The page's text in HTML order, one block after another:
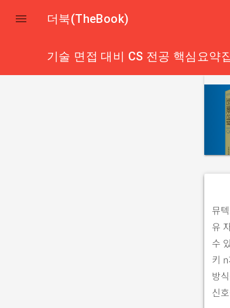
 더북(TheBook)
기술 면접 대비 CS 전공 핵심요약
뮤
유
수
키
방
신